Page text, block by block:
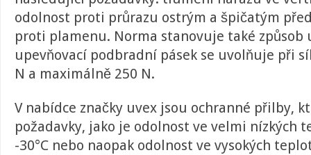
odolnost proti průrazu ostrým a špičatým
proti plamenu. Norma stanovuje také
upevňovací podbradní pásek se uvolňuje při
N a maximálně 250 N.
V nabídce značky uvex jsou ochranné přilby,
požadavky, jako je odolnost ve velmi nízkých
-30°C nebo naopak odolnost ve vysokých